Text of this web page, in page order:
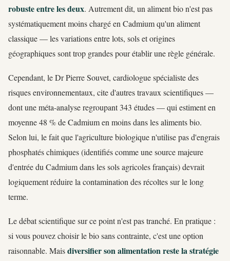
robuste entre les deux. Autrement dit, un aliment bio n'est pas
systématiquement moins chargé en Cadmium qu'un aliment
classique — les variations entre lots, sols et origines
géographiques sont trop grandes pour établir une règle générale.
Cependant, le Dr Pierre Souvet, cardiologue spécialiste des
risques environnementaux, cite d'autres travaux scientifiques —
dont une méta-analyse regroupant 343 études — qui estiment en
moyenne 48 % de Cadmium en moins dans les aliments bio.
Selon lui, le fait que l'agriculture biologique n'utilise pas d'engrais
phosphatés chimiques (identifiés comme une source majeure
d'entrée du Cadmium dans les sols agricoles français) devrait
logiquement réduire la contamination des récoltes sur le long
terme.
Le débat scientifique sur ce point n'est pas tranché. En pratique :
si vous pouvez choisir le bio sans contrainte, c'est une option
raisonnable. Maisdiversifier son alimentation reste la stratégie